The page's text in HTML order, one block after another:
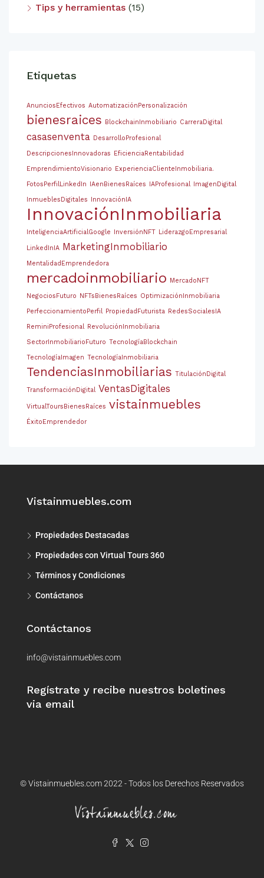
Tips y herramientas (15)
Etiquetas
AnunciosEfectivos AutomatizaciónPersonalización
bienesraices BlockchainInmobiliario CarreraDigital
casasenventa DesarrolloProfesional
DescripcionesInnovadoras EficienciaRentabilidad
EmprendimientoVisionario ExperienciaClienteInmobiliaria.
FotosPerfilLinkedIn IAenBienesRaíces IAProfesional ImagenDigital
InmueblesDigitales InnovaciónIA
InnovaciónInmobiliaria
InteligenciaArtificialGoogle InversiónNFT LiderazgoEmpresarial
LinkedInIA MarketingInmobiliario
MentalidadEmprendedora
mercadoinmobiliario MercadoNFT
NegociosFuturo NFTsBienesRaíces OptimizaciónInmobiliaria
PerfeccionamientoPerfil PropiedadFuturista RedesSocialesIA
ReminiProfesional RevoluciónInmobiliaria
SectorInmobiliarioFuturo TecnologíaBlockchain
TecnologíaImagen TecnologíaInmobiliaria
TendenciasInmobiliarias TitulaciónDigital
TransformaciónDigital VentasDigitales
VirtualToursBienesRaíces vistainmuebles
ÉxitoEmprendedor
Vistainmuebles.com
Propiedades Destacadas
Propiedades con Virtual Tours 360
Términos y Condiciones
Contáctanos
Contáctanos
info@vistainmuebles.com
Regístrate y recibe nuestros boletines
via email
© Vistainmuebles.com 2022 - Todos los Derechos Reservados